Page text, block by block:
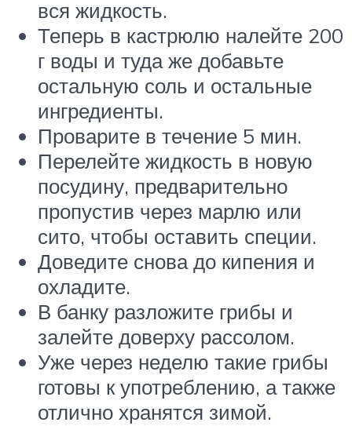
вся жидкость.
Теперь в кастрюлю налейте 200
г воды и туда же добавьте
остальную соль и остальные
ингредиенты.
Проварите в течение 5 мин.
Перелейте жидкость в новую
посудину, предварительно
пропустив через марлю или
сито, чтобы оставить специи.
Доведите снова до кипения и
охладите.
В банку разложите грибы и
залейте доверху рассолом.
Уже через неделю такие грибы
готовы к употреблению, а также
отлично хранятся зимой.